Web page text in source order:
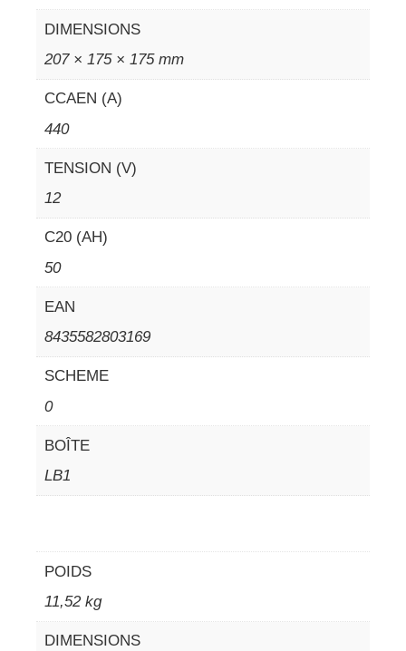
DIMENSIONS
207 × 175 × 175 mm
CCAEN (A)
440
TENSION (V)
12
C20 (AH)
50
EAN
8435582803169
SCHEME
0
BOÎTE
LB1
POIDS
11,52 kg
DIMENSIONS